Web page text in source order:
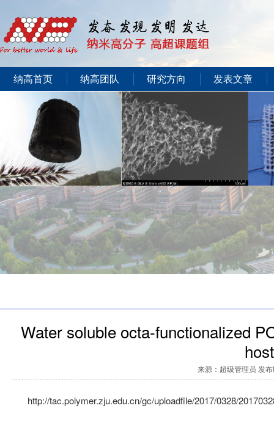
纳高首页 纳高团队 研究方向 发表文章
Water soluble octa-functionalized
来源：超级管理员 发
http://tac.polymer.zju.edu.cn/gc/uploadfile/2017/0328/